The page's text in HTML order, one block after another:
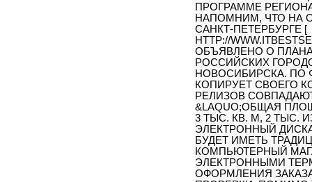
ПРОГРАММЕ
НАПОМНИМ, ЧТО НА
САНКТ-ПЕТЕРБУРГЕ [
HTTP://
ОБЪЯВЛЕНО О
РОССИЙСКИХ
НОВОСИБИРСКА. ПО
КОПИРУЕТ СВОЕГО
РЕЛИЗОВ
&LAQUO;ОБЩАЯ
3 ТЫС. КВ. М, 2 ТЫС.
ЭЛЕКТРОННЫЙ
БУДЕТ ИМЕТЬ
КОМПЬЮТЕРНЫЙ
ЭЛЕКТРОННЫМИ
ОФОРМЛЕНИЯ